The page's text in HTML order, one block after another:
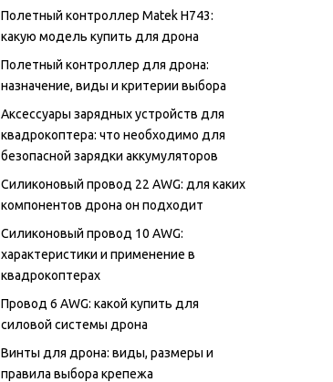
Полетный контроллер Matek H743:
какую модель купить для дрона
Полетный контроллер для дрона:
назначение, виды и критерии выбора
Аксессуары зарядных устройств для
квадрокоптера: что необходимо для
безопасной зарядки аккумуляторов
Силиконовый провод 22 AWG: для каких
компонентов дрона он подходит
Силиконовый провод 10 AWG:
характеристики и применение в
квадрокоптерах
Провод 6 AWG: какой купить для
силовой системы дрона
Винты для дрона: виды, размеры и
правила выбора крепежа